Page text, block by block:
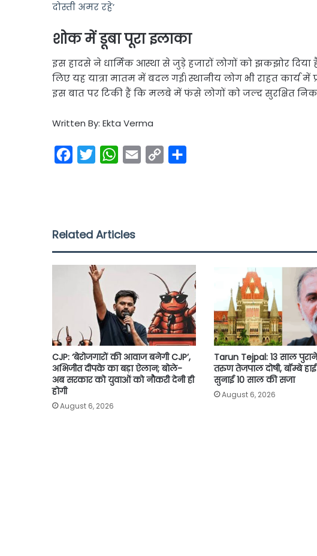
दोस्ती अमर रहे’
शोक में डूबा पूरा इलाका
इस हादसे ने धार्मिक आस्था से जुड़े हजारों लोगों को झकझोर
लिए यह यात्रा मातम में बदल गई। स्थानीय लोग भी राहत कार्य
इस बात पर टिकी हैं कि मलबे में फंसे लोगों को जल्द सुरक्षित
Written By: Ekta Verma
o
r
W
p
n
k
Related Articles
CJP: ‘बेरोजगारों की आवाज बनेगी CJP’,
अभिजीत दीपके का बड़ा ऐलान; बोले-
अब सरकार को युवाओं को नौकरी देनी ही
होगी
August 6, 2026
Tarun Tejpal: 13 साल
तरुण तेजपाल दोषी, बॉम्बे
सुनाई 10 साल की सजा
August 6, 2026